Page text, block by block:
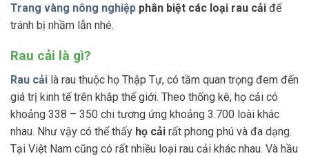
Trang vàng nông nghiệp phân biệt các loại rau cải để
tránh bị nhầm lẫn nhé.
Rau cải là gì?
Rau cải là rau thuộc họ Thập Tự, có tầm quan trọng đem đến
giá trị kinh tế trên khắp thế giới. Theo thống kê, họ cải có
khoảng 338 – 350 chi tương ứng khoảng 3.700 loài khác
nhau. Như vậy có thể thấy họ cải rất phong phú và đa dạng.
Tại Việt Nam cũng có rất nhiều loại rau cải khác nhau. Và hầu